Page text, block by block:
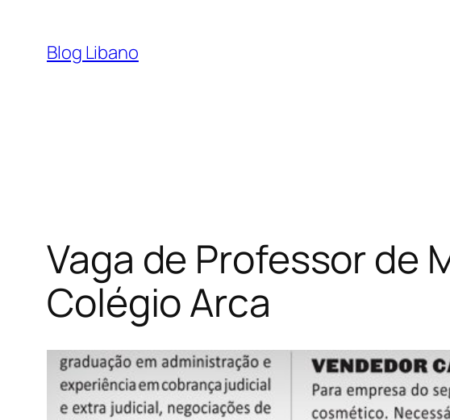
Blog Libano
Vaga de Professor de
Colégio Arca